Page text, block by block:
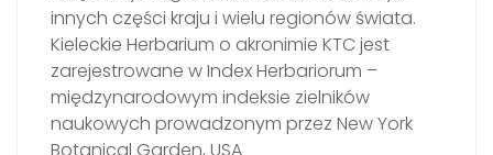
innych części kraju i wielu regionów świata.
Kieleckie Herbarium o akronimie KTC jest
zarejestrowane w Index Herbariorum –
międzynarodowym indeksie zielników
naukowych prowadzonym przez New York
Botanical Garden, USA